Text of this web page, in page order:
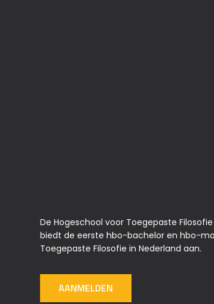
De Hogeschool voor Toegepaste Filosofie
biedt de eerste hbo-bachelor en hbo-
Toegepaste Filosofie in Nederland aan.
AANMELDEN